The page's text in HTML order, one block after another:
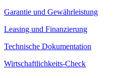
Garantie und Gewährleistung
Leasing und Finanzierung
Technische Dokumentation
Wirtschaftlichkeits-Check